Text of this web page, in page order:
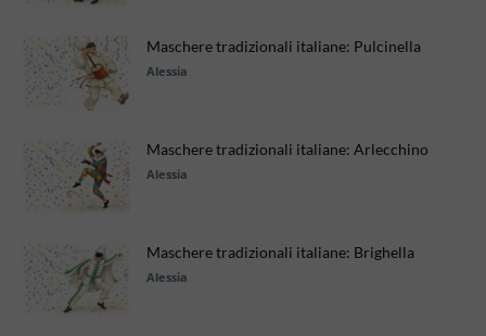
Maschere tradizionali italiane: Pulcinella
Alessia
Maschere tradizionali italiane: Arlecchino
Alessia
Maschere tradizionali italiane: Brighella
Alessia